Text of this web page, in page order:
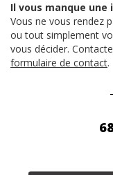
Il vous manque une
Vous ne vous rendez
ou tout simplement
vous décider.
formulaire de contact.